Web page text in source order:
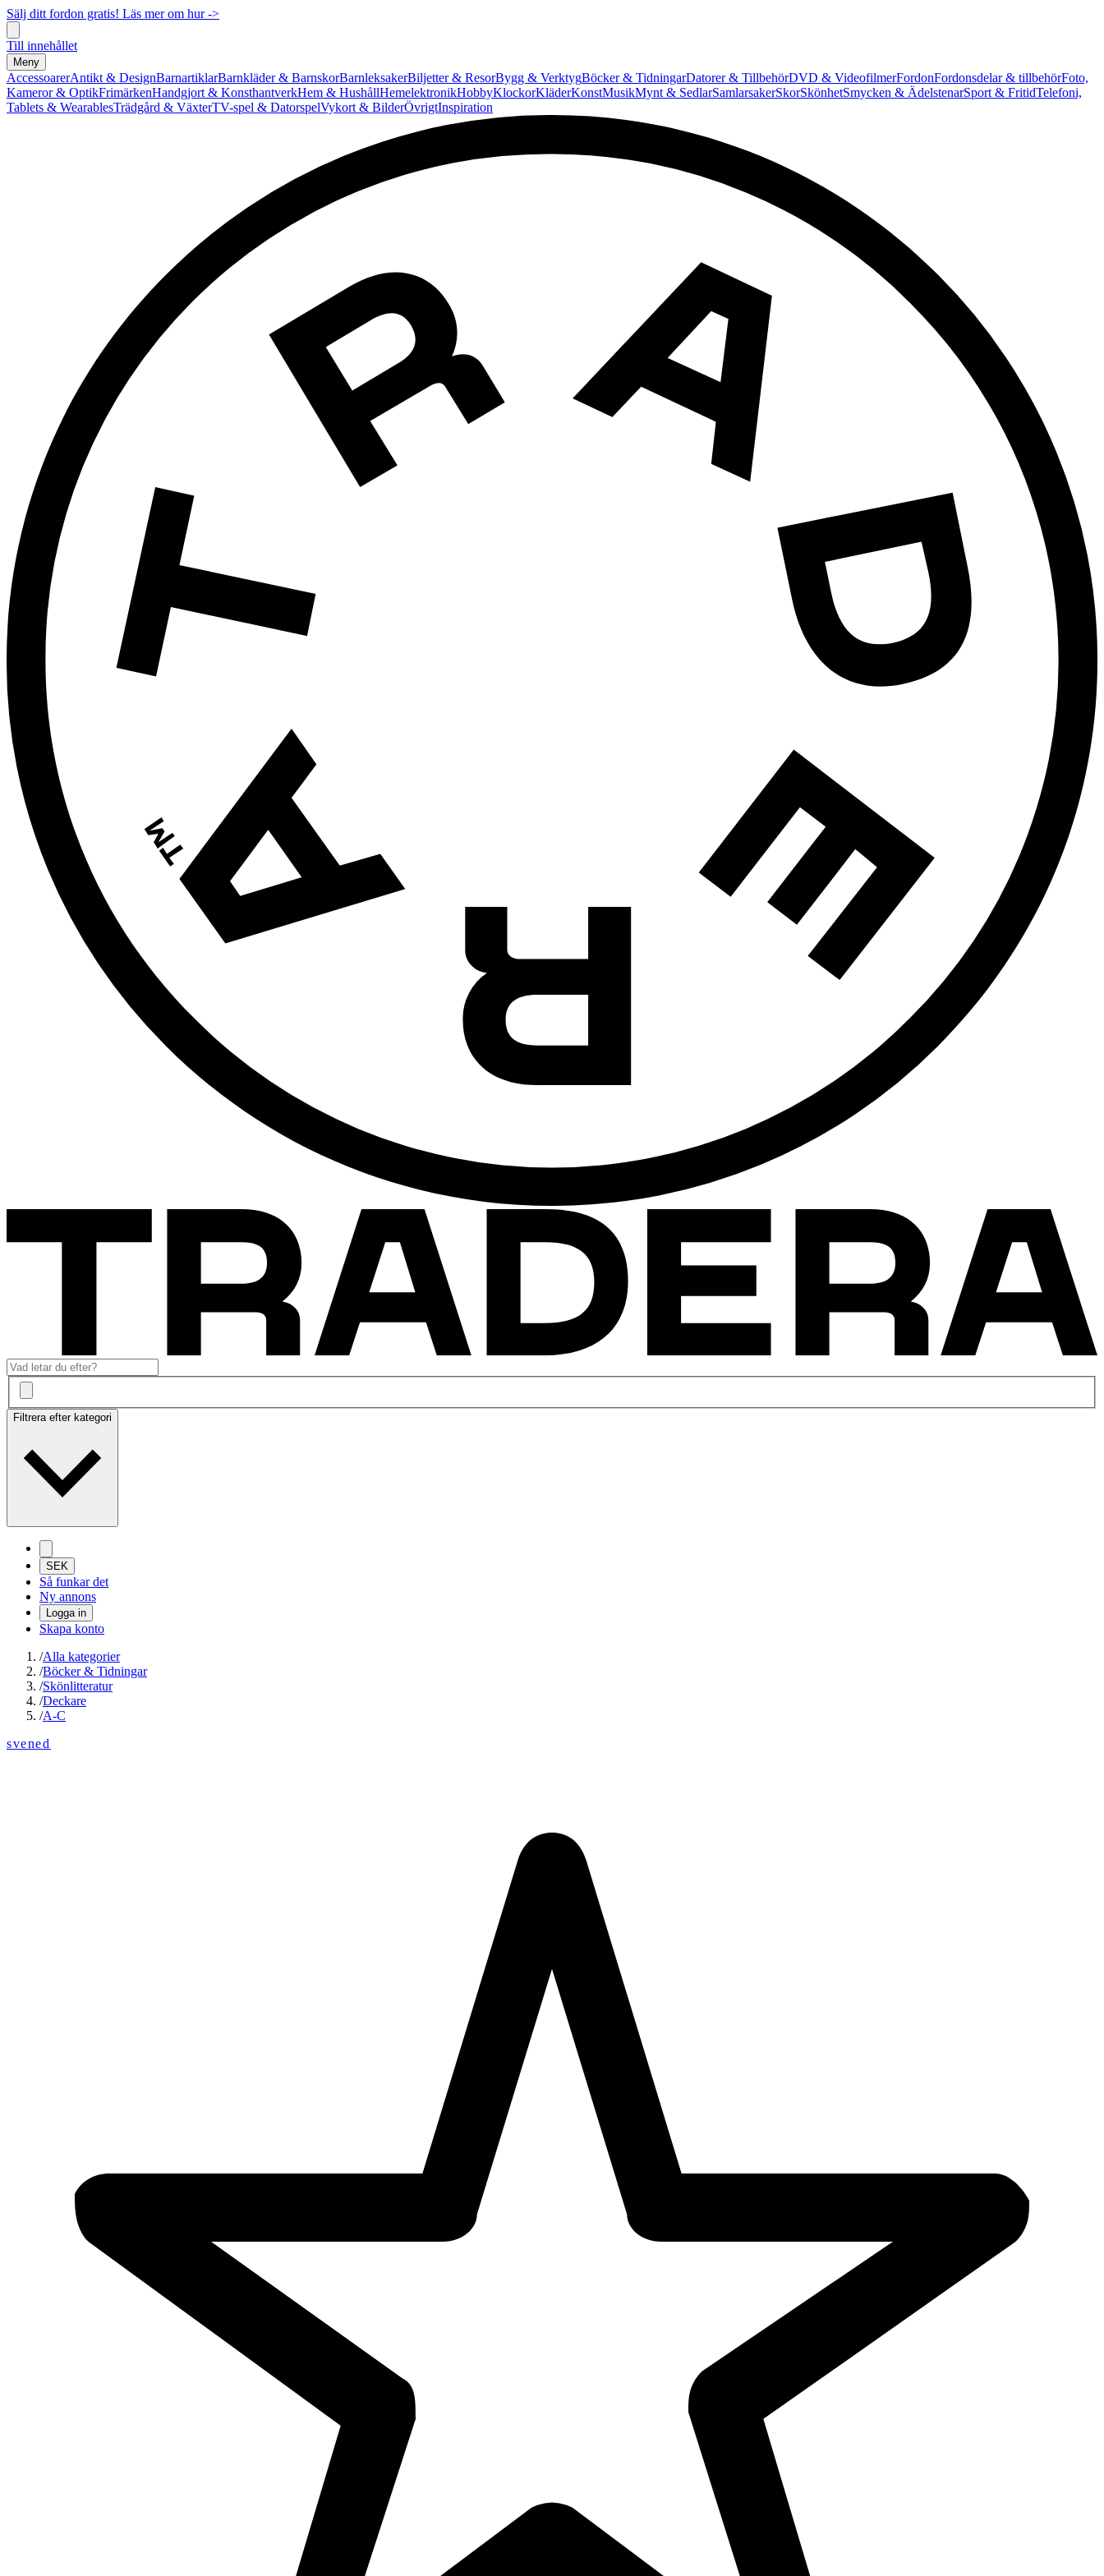
Sälj ditt fordon gratis! Läs mer om hur ->
Till innehållet
Meny
AccessoarerAntikt & DesignBarnartiklarBarnkläder & BarnskorBarnleksakerBiljetter & ResorBygg & VerktygBöcker & TidningarDatorer & TillbehörDVD & VideofilmerFordonFordonsdelar & tillbehörFoto,
Kameror & OptikFrimärkenHandgjort & KonsthantverkHem & HushållHemelektronikHobbyKlockorKläderKonstMusikMynt & SedlarSamlarsakerSkorSkönhetSmycken & ÄdelstenarSport & FritidTelefoni,
Tablets & WearablesTrädgård & VäxterTV-spel & DatorspelVykort & BilderÖvrigtInspiration
Filtrera efter kategori
SEK
Så funkar det
Ny annons
Logga in
Skapa konto
/Alla kategorier
/Böcker & Tidningar
/Skönlitteratur
/Deckare
/A-C
svened